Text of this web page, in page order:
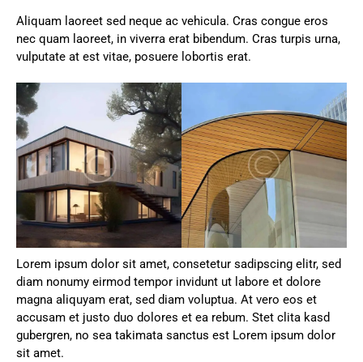
Aliquam laoreet sed neque ac vehicula. Cras congue eros
nec quam laoreet, in viverra erat bibendum. Cras turpis urna,
vulputate at est vitae, posuere lobortis erat.
Lorem ipsum dolor sit amet, consetetur sadipscing elitr, sed
diam nonumy eirmod tempor invidunt ut labore et dolore
magna aliquyam erat, sed diam voluptua. At vero eos et
accusam et justo duo dolores et ea rebum. Stet clita kasd
gubergren, no sea takimata sanctus est Lorem ipsum dolor
sit amet.